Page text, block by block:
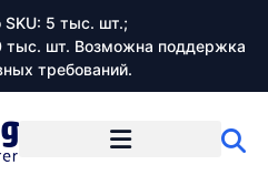
5 тыс. шт.;
тыс. шт. Возможна поддержка
требований.